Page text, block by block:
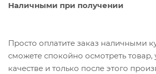
Наличными при получении
Просто оплатите заказ наличными
сможете спокойно осмотреть товар,
качестве и только после этого